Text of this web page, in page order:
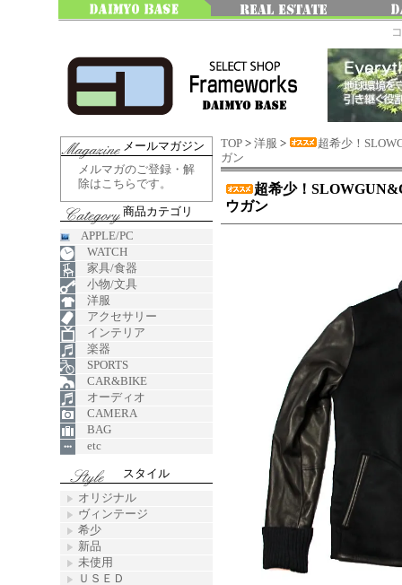
TOP > 洋服 >
超希少！
ガン
超希少！
ウガン
メールマガジン
メルマガのご登録・解
除はこちらです。
商品カテゴリ
APPLE/PC
WATCH
家具/食器
小物/文具
洋服
アクセサリー
インテリア
楽器
SPORTS
CAR&BIKE
オーディオ
CAMERA
BAG
etc
スタイル
オリジナル
ヴィンテージ
希少
新品
未使用
ＵＳＥＤ